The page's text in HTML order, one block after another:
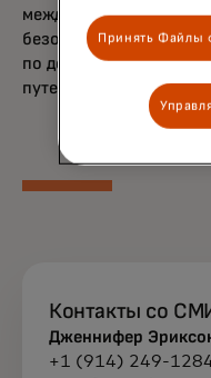
международные
безопасно и удобно
по десяткам
путешествиях по
Контакты со
Дженнифер
+1 (914) 249-
Принять Файлы